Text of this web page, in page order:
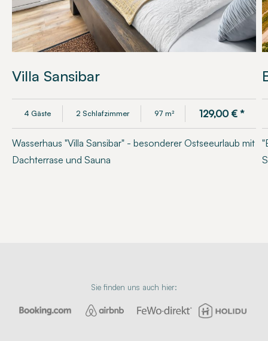
Villa Sansibar
4 Gäste 2 Schlafzimmer 97 m² 129,00 €*
Wasserhaus "Villa Sansibar" - besonderer Ostseeurlaub mit
Dachterrase und Sauna
Sie finden uns auch hier: